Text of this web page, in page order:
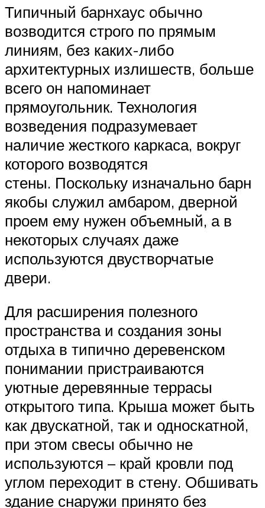
Типичный барнхаус обычно
возводится строго по прямым
линиям, без каких-либо
архитектурных излишеств, больше
всего он напоминает
прямоугольник. Технология
возведения подразумевает
наличие жесткого каркаса, вокруг
которого возводятся
стены. Поскольку изначально барн
якобы служил амбаром, дверной
проем ему нужен объемный, а в
некоторых случаях даже
используются двустворчатые
двери.
Для расширения полезного
пространства и создания зоны
отдыха в типично деревенском
понимании пристраиваются
уютные деревянные террасы
открытого типа. Крыша может быть
как двускатной, так и односкатной,
при этом свесы обычно не
используются – край кровли под
углом переходит в стену. Обшивать
здание снаружи принято без